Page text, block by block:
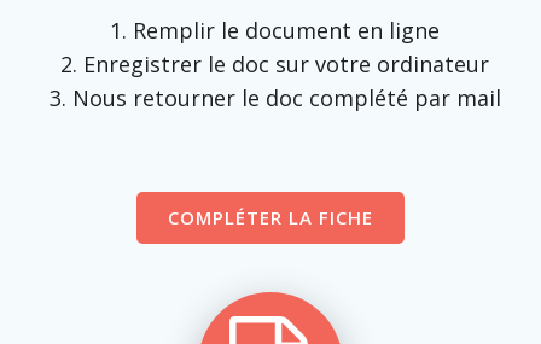
Remplir le document en ligne
Enregistrer le doc sur votre ordinateur
Nous retourner le doc complété par mail
COMPLÉTER LA FICHE